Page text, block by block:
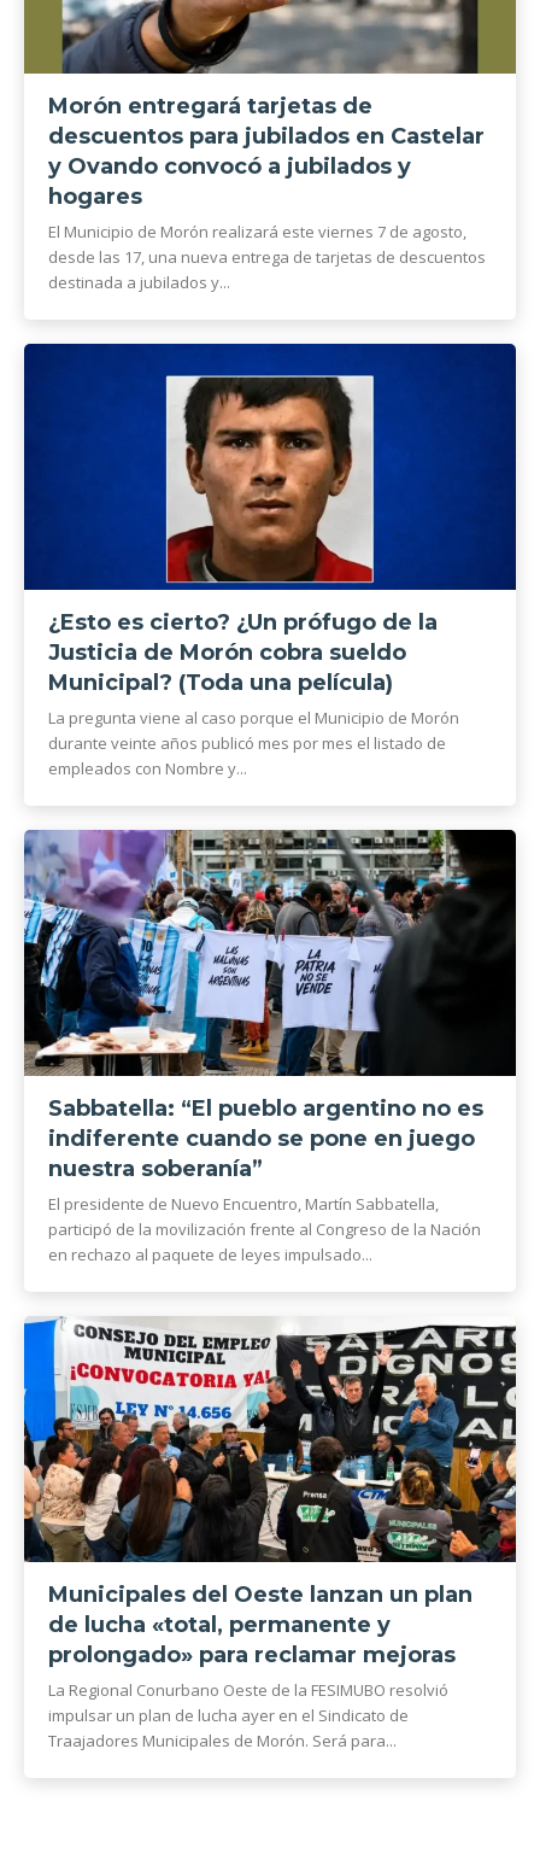
Morón entregará tarjetas de
descuentos para jubilados en Castelar
y Ovando convocó a jubilados y
hogares
El Municipio de Morón realizará este viernes 7 de agosto,
desde las 17, una nueva entrega de tarjetas de descuentos
destinada a jubilados y...
¿Esto es cierto? ¿Un prófugo de la
Justicia de Morón cobra sueldo
Municipal? (Toda una película)
La pregunta viene al caso porque el Municipio de Morón
durante veinte años publicó mes por mes el listado de
empleados con Nombre y...
Sabbatella: “El pueblo argentino no es
indiferente cuando se pone en juego
nuestra soberanía”
El presidente de Nuevo Encuentro, Martín Sabbatella,
participó de la movilización frente al Congreso de la Nación
en rechazo al paquete de leyes impulsado...
Municipales del Oeste lanzan un plan
de lucha «total, permanente y
prolongado» para reclamar mejoras
La Regional Conurbano Oeste de la FESIMUBO resolvió
impulsar un plan de lucha ayer en el Sindicato de
Traajadores Municipales de Morón. Será para...